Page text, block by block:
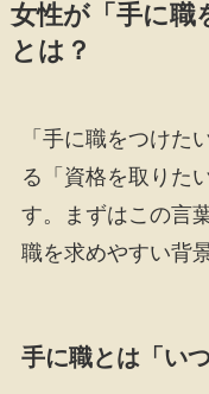
女性が「手に職
とは？
「手に職をつけた
る「資格を取りた
す。まずはこの言
職を求めやすい背
手に職とは「い